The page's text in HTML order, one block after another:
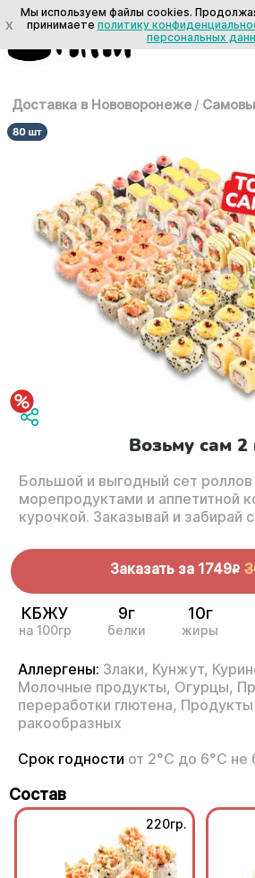
Доставка в Нововоронеже /
Возьму сам 2
Большой и выгодный сет
морепродуктами и аппетитной
курочкой. Заказывай и забирай
Заказать за 1749R
КБЖУ
на 100гр
9г
белки
10г
жиры
Аллергены: Злаки, Кунжут,
Молочные продукты, Огурцы,
переработки глютена, Продукты
ракообразных
Срок годности от 2°С до 6°С не
Состав
220гр.
X
Мы используем файлы cookies.
принимаете политику
персональных